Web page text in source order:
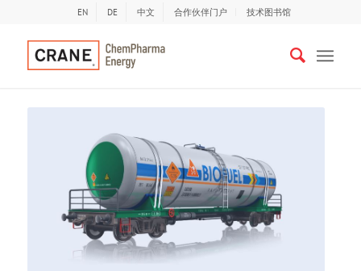
EN DE 中文 合作伙伴门户 技术图书馆